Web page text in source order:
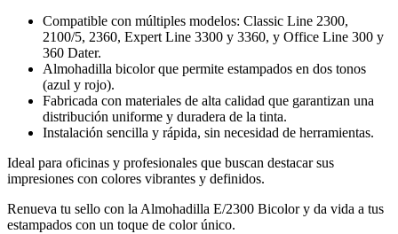
Compatible con múltiples modelos: Classic Line 2300,
2100/5, 2360, Expert Line 3300 y 3360, y Office Line 300 y
360 Dater.
Almohadilla bicolor que permite estampados en dos tonos
(azul y rojo).
Fabricada con materiales de alta calidad que garantizan una
distribución uniforme y duradera de la tinta.
Instalación sencilla y rápida, sin necesidad de herramientas.
Ideal para oficinas y profesionales que buscan destacar sus
impresiones con colores vibrantes y definidos.
Renueva tu sello con la Almohadilla E/2300 Bicolor y da vida a tus
estampados con un toque de color único.